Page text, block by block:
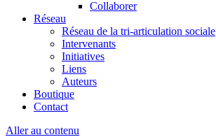
Collaborer
Réseau
Réseau de la tri-articulation sociale
Intervenants
Initiatives
Liens
Auteurs
Boutique
Contact
Aller au contenu